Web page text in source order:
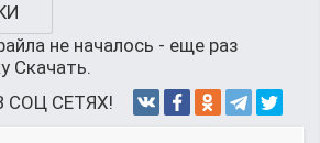
не началось - еще раз
Скачать.
СОЦ СЕТЯХ!